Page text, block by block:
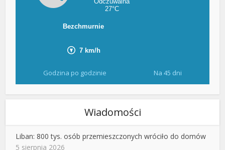
Godzina po godzinie Na 45 dni
Wiadomości
Liban: 800 tys. osób przemieszczonych wróciło do domów
5 sierpnia 2026